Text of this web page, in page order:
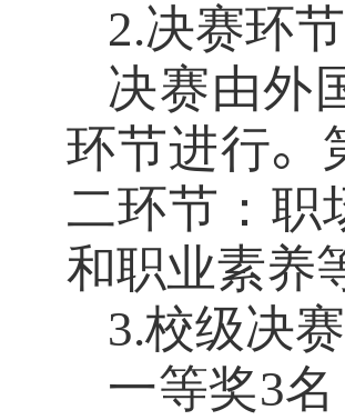
2.决赛环
决赛由外
环节进行。
二环节：职
和职业素养
3.校级决
一等奖3名